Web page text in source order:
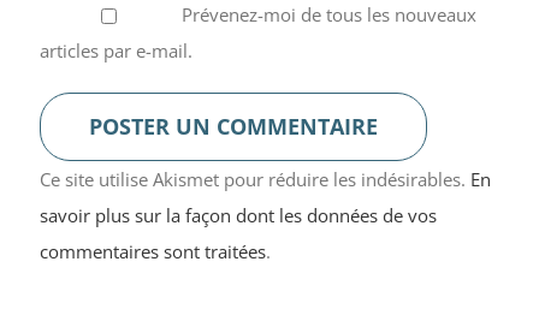
Prévenez-moi de tous les nouveaux
articles par e-mail.
Ce site utilise Akismet pour réduire les indésirables. En
savoir plus sur la façon dont les données de vos
commentaires sont traitées.